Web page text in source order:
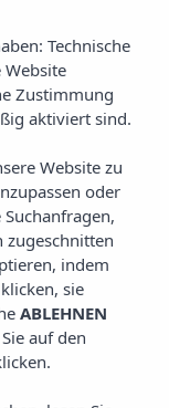
Apartments
Technische
Zustimmung
aktiviert sind.
Website zu
oder
zugeschnitten
indem
klicken, sie
ABLEHNEN
auf den